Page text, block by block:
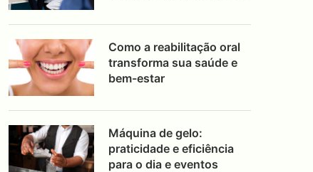
Como a reabilitação oral
transforma sua saúde e
bem-estar
Máquina de gelo:
praticidade e eficiência
para o dia e eventos